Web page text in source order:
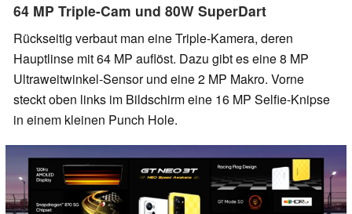
64 MP Triple-Cam und 80W SuperDart
Rückseitig verbaut man eine Triple-Kamera, deren
Hauptlinse mit 64 MP auflöst. Dazu gibt es eine 8 MP
Ultraweitwinkel-Sensor und eine 2 MP Makro. Vorne
steckt oben links im Bildschirm eine 16 MP Selfie-Knipse
in einem kleinen Punch Hole.